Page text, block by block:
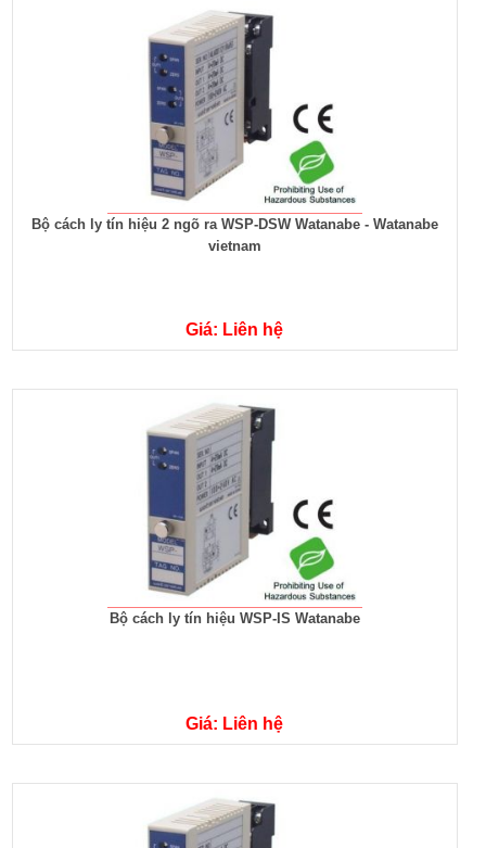
Bộ cách ly tín hiệu 2 ngõ ra WSP-DSW Watanabe - Watanabe
vietnam
Giá: Liên hệ
Bộ cách ly tín hiệu WSP-IS Watanabe
Giá: Liên hệ